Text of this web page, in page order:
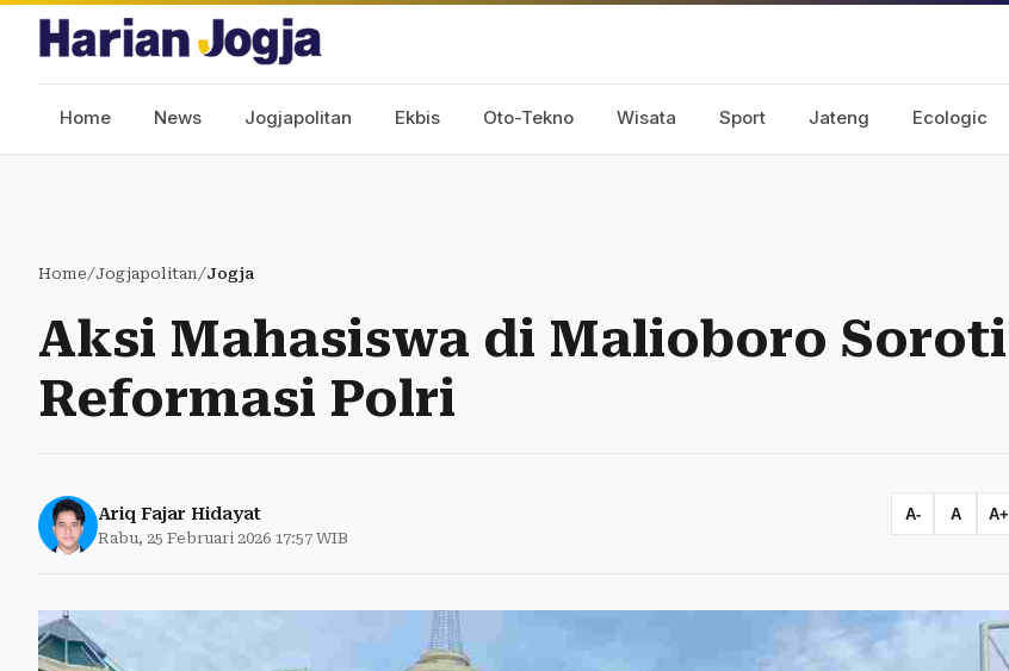
Home News Jogjapolitan Ekbis Oto-Tekno Wisata Sport Jateng Ecologic
Home/Jogjapolitan/Jogja
Aksi Mahasiswa di Malioboro Soroti
Reformasi Polri
Ariq Fajar Hidayat
Rabu, 25 Februari 2026 17:57 WIB
A- A A+